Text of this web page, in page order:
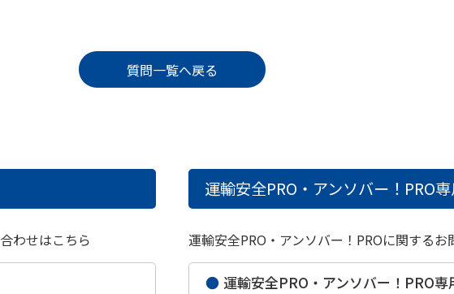
質問一覧へ戻る
わせはこちら
運輸安全PRO・アンソバー！PRO
運輸安全PRO・アンソバー！PROに関するお
● 運輸安全PRO・アンソバー！PRO専